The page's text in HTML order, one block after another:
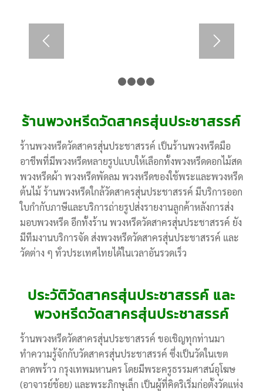
ร้านพวงหรีดวัดสาครสุ่นประชาสรรค์
ร้านพวงหรีดวัดสาครสุ่นประชาสรรค์ เป็นร้านพวงหรีดมือ
อาชีพที่มีพวงหรีดหลายรูปแบบให้เลือกทั้งพวงหรีดดอกไม้สด
พวงหรีดผ้า พวงหรีดพัดลม พวงหรีดของใช้พระและพวงหรีด
ต้นไม้ ร้านพวงหรีดใกล้วัดสาครสุ่นประชาสรรค์ มีบริการออก
ใบกำกับภาษีและบริการถ่ายรูปส่งรายงานลูกค้าหลังการส่ง
มอบพวงหรีด อีกทั้งร้าน พวงหรีดวัดสาครสุ่นประชาสรรค์ ยัง
มีทีมงานบริการจัด ส่งพวงหรีดวัดสาครสุ่นประชาสรรค์ และ
วัดต่าง ๆ ทั่วประเทศไทยได้ในเวลาอันรวดเร็ว
ประวัติวัดสาครสุ่นประชาสรรค์ และ
พวงหรีดวัดสาครสุ่นประชาสรรค์
ร้านพวงหรีดวัดสาครสุ่นประชาสรรค์ ขอเชิญทุกท่านมา
ทำความรู้จักกับวัดสาครสุ่นประชาสรรค์ ซึ่งเป็นวัดในเขต
ลาดพร้าว กรุงเทพมหานคร โดยมีพระครูธรรมศาสน์อุโฆษ
(อาจารย์ช้อย) และพระภิกษุเล็ก เป็นผู้ที่คิดริเริ่มก่อตั้งวัดแห่ง